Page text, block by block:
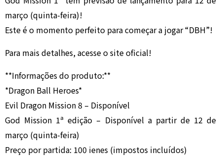
março (quinta-feira)!
Este é o momento perfeito para começar a jogar “DBH”!
Para mais detalhes, acesse o site oficial!
**Informações do produto:**
*Dragon Ball Heroes*
Evil Dragon Mission 8 – Disponível
God Mission 1ª edição – Disponível a partir de 12 de
março (quinta-feira)
Preço por partida: 100 ienes (impostos incluídos)